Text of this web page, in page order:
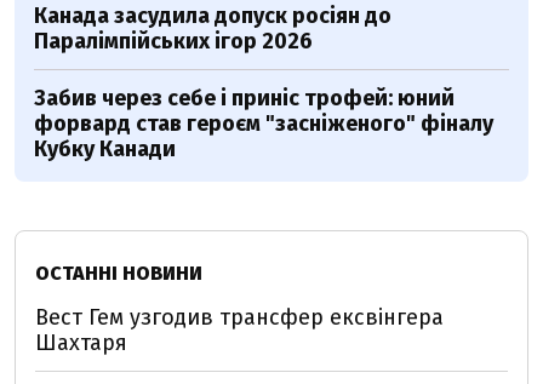
Канада засудила допуск росіян до
Паралімпійських ігор 2026
Забив через себе і приніс трофей: юний
форвард став героєм "засніженого" фіналу
Кубку Канади
ОСТАННІ НОВИНИ
Вест Гем узгодив трансфер ексвінгера
Шахтаря